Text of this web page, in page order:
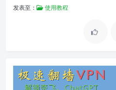
发表至： 使用教程